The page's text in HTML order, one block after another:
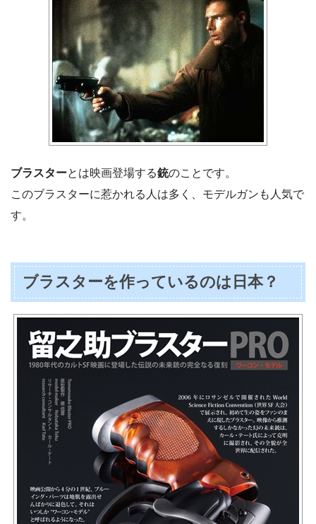
ブラスターとは映画登場する銃のことです。
このブラスターに惹かれる人は多く、モデルガンも人気で
す。
ブラスターを作っているのは日本？